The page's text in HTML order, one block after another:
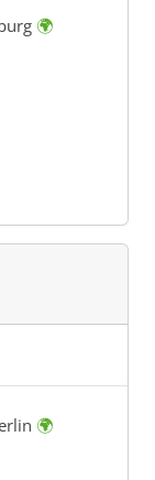
🌍
🌍